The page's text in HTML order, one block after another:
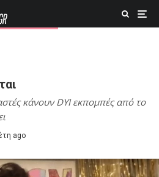
κάνουν DYI εκπομπές από το
ago